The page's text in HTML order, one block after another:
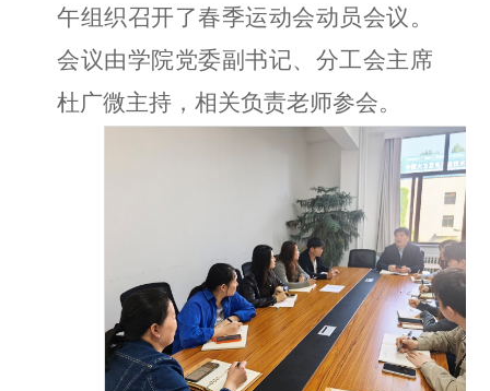
午组织召开了春季运动会动员会议。
会议由学院党委副书记、分工会主席
杜广微主持，相关负责老师参会。